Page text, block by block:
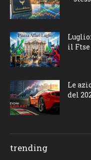
il
Le
del
trending